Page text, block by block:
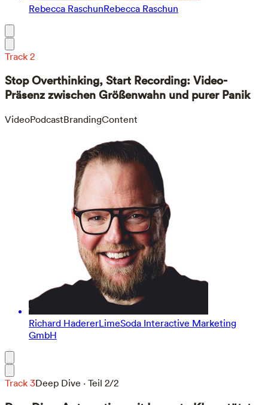
Rebecca RaschunRebecca Raschun
Track 2
Stop Overthinking, Start Recording: Video-
Präsenz zwischen Größenwahn und purer Panik
VideoPodcastBrandingContent
Richard HadererLimeSoda Interactive Marketing
GmbH
Track 3Deep Dive · Teil 2/2